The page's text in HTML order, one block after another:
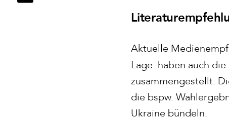
Aktuelle
Lage haben auch die
zusammengestellt.
die bspw.
Ukraine bündeln.